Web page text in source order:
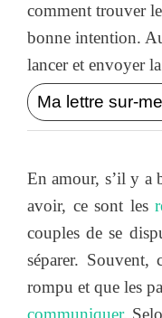
comment trouver
bonne intention.
lancer et envoyer
Ma lettre sur-
En amour, s’il y a
avoir, ce sont les
couples de se
séparer. Souvent,
rompu et que les